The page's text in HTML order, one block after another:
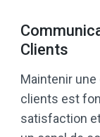
Clients
Maintenir
clients est
satisfaction